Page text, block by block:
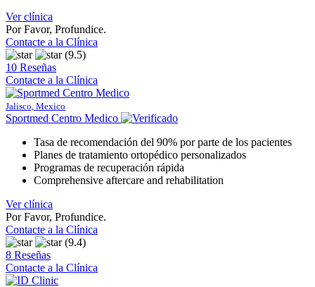
Ver clínica
Por Favor, Profundice.
Contacte a la Clínica
(9.5)
10 Reseñas
Contacte a la Clínica
Jalisco, Mexico
Sportmed Centro Medico
Tasa de recomendación del 90% por parte de los pacientes
Planes de tratamiento ortopédico personalizados
Programas de recuperación rápida
Comprehensive aftercare and rehabilitation
Ver clínica
Por Favor, Profundice.
Contacte a la Clínica
(9.4)
8 Reseñas
Contacte a la Clínica